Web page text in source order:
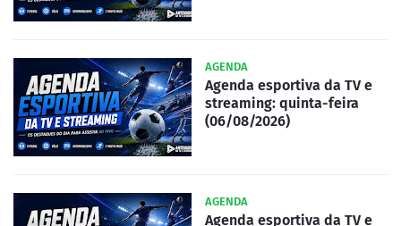
AGENDA
Agenda esportiva da TV e
streaming: quinta-feira
(06/08/2026)
AGENDA
Agenda esportiva da TV e